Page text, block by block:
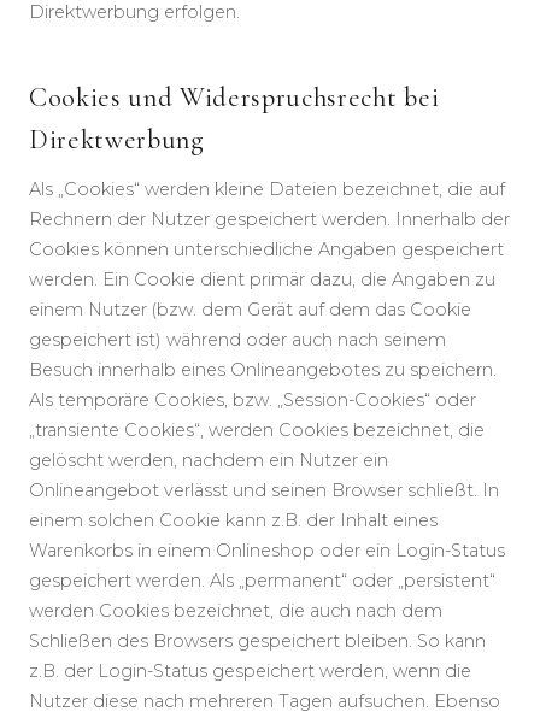
Direktwerbung erfolgen.
Cookies und Widerspruchsrecht bei
Direktwerbung
Als „Cookies“ werden kleine Dateien bezeichnet, die auf
Rechnern der Nutzer gespeichert werden. Innerhalb der
Cookies können unterschiedliche Angaben gespeichert
werden. Ein Cookie dient primär dazu, die Angaben zu
einem Nutzer (bzw. dem Gerät auf dem das Cookie
gespeichert ist) während oder auch nach seinem
Besuch innerhalb eines Onlineangebotes zu speichern.
Als temporäre Cookies, bzw. „Session-Cookies“ oder
„transiente Cookies“, werden Cookies bezeichnet, die
gelöscht werden, nachdem ein Nutzer ein
Onlineangebot verlässt und seinen Browser schließt. In
einem solchen Cookie kann z.B. der Inhalt eines
Warenkorbs in einem Onlineshop oder ein Login-Status
gespeichert werden. Als „permanent“ oder „persistent“
werden Cookies bezeichnet, die auch nach dem
Schließen des Browsers gespeichert bleiben. So kann
z.B. der Login-Status gespeichert werden, wenn die
Nutzer diese nach mehreren Tagen aufsuchen. Ebenso